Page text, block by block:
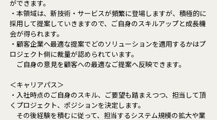
ができます。
・本領域は、新技術・サービスが頻繁に登場しますが、積極的に
採用して提案していきますので、ご自身のスキルアップと成長機
会が得られます。
・顧客企業へ最適な提案でどのソリューションを適用するかはプ
ロジェクト側に裁量が認められています。
ご自身の意見を顧客への最適なご提案へ反映できます。
＜キャリアパス＞
・入社時点のご自身のスキル、ご要望も踏まえつつ、担当して頂
くプロジェクト、ポジションを決定します。
その後経験を積むに従って、担当するシステム規模の拡大や業